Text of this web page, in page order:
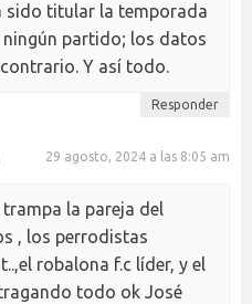
sido titular la temporada
ningún partido; los datos
Y así todo.
Responder
29 agosto, 2024 a las 8:05 am
la pareja del
, los perrodistas
robalona f.c líder, y el
todo ok José